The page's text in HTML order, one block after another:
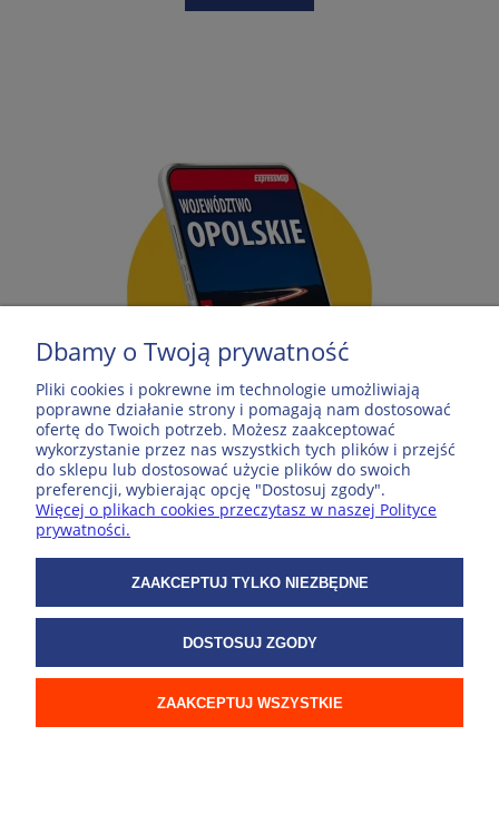
Województwo opolskie 1:250 000 mapa elektroniczna, format
GeoTIFF
DO KOSZYKA
Dbamy o Twoją prywatność
Pliki cookies i pokrewne im technologie umożliwiają
poprawne działanie strony i pomagają nam dostosować
ofertę do Twoich potrzeb. Możesz zaakceptować
wykorzystanie przez nas wszystkich tych plików i przejść
do sklepu lub dostosować użycie plików do swoich
preferencji, wybierając opcję "Dostosuj zgody".
Więcej o plikach cookies przeczytasz w naszej Polityce
prywatności.
ZAAKCEPTUJ TYLKO NIEZBĘDNE
DOSTOSUJ ZGODY
ZAAKCEPTUJ WSZYSTKIE